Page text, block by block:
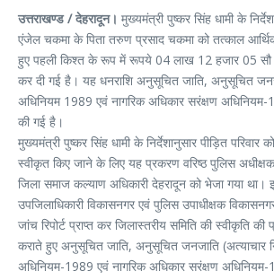
उत्तराखण्ड / देहरादून। मुख्यमंत्री पुष्कर सिंह धामी के
एंजेल चकमा के पिता तरुण प्रसाद चकमा को तत्काल
हुए पहली किश्त के रूप में रूपये 04 लाख 12 हजार 05 सौ
कर दी गई है। यह धनराशि अनुसूचित जाति, अनुसूचित
अधिनियम 1989 एवं नागरिक अधिकार सरंक्षण
की गई है।
मुख्यमंत्री पुष्कर सिंह धामी के निर्देशानुसार पीड़ित परिवार
स्वीकृत किए जाने के लिए यह प्रकरण वरिष्ठ पुलिस
जिला समाज कल्याण अधिकारी देहरादून को भेजा गया
उपजिलाधिकारी विकासनगर एवं पुलिस उपाधीक्षक
जांच रिपोर्ट प्राप्त कर जिलास्तरीय समिति की स्वीकृति
कराते हुए अनुसूचित जाति, अनुसूचित जनजाति (अत्याचार
अधिनियम-1989 एवं नागरिक अधिकार सरंक्षण